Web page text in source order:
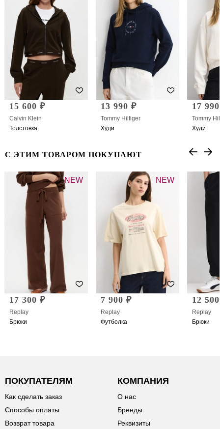
15 600 ₽
Calvin Klein
Толстовка
13 990 ₽
Tommy Hilfiger
Худи
17
Tommy
Худи
С ЭТИМ ТОВАРОМ ПОКУПАЮТ
NEW
17 300 ₽
Replay
Брюки
NEW
7 900 ₽
Replay
Футболка
12
Replay
Брюки
ПОКУПАТЕЛЯМ
Как сделать заказ
Способы оплаты
Возврат товара
КОМПАНИЯ
О нас
Бренды
Реквизиты